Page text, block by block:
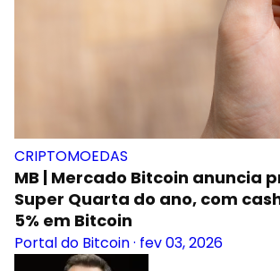
CRIPTOMOEDAS
MB | Mercado Bitcoin anuncia
Super Quarta do ano, com
5% em Bitcoin
Portal do Bitcoin· fev 03, 2026